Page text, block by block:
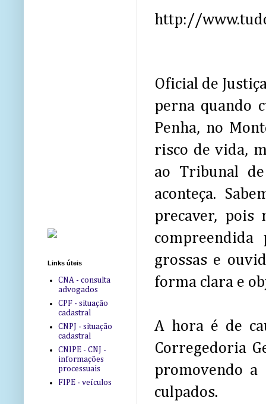
http://
Oficial de
perna quando
Penha, no
risco de vida,
ao Tribunal
aconteça.
precaver, pois
grossas e
forma clara e
A hora é de
Corregedoria
promovendo a
culpados.
Links úteis
CNA - consulta
advogados
CPF - situação
cadastral
CNPJ - situação
cadastral
CNIPE - CNJ -
informações
processuais
FIPE - veículos